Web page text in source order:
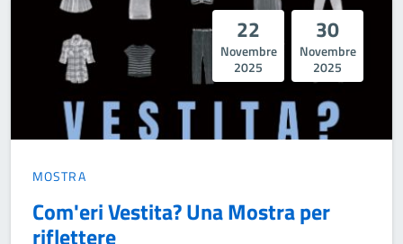
22
Novembre
2025
30
Novembre
2025
MOSTRA
Com'eri Vestita? Una Mostra per
riflettere